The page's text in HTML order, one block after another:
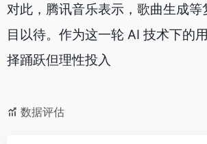
对此，腾讯音乐表示，歌曲生成
目以待。作为这一轮 AI 技术下的
择踊跃但理性投入
数据评估